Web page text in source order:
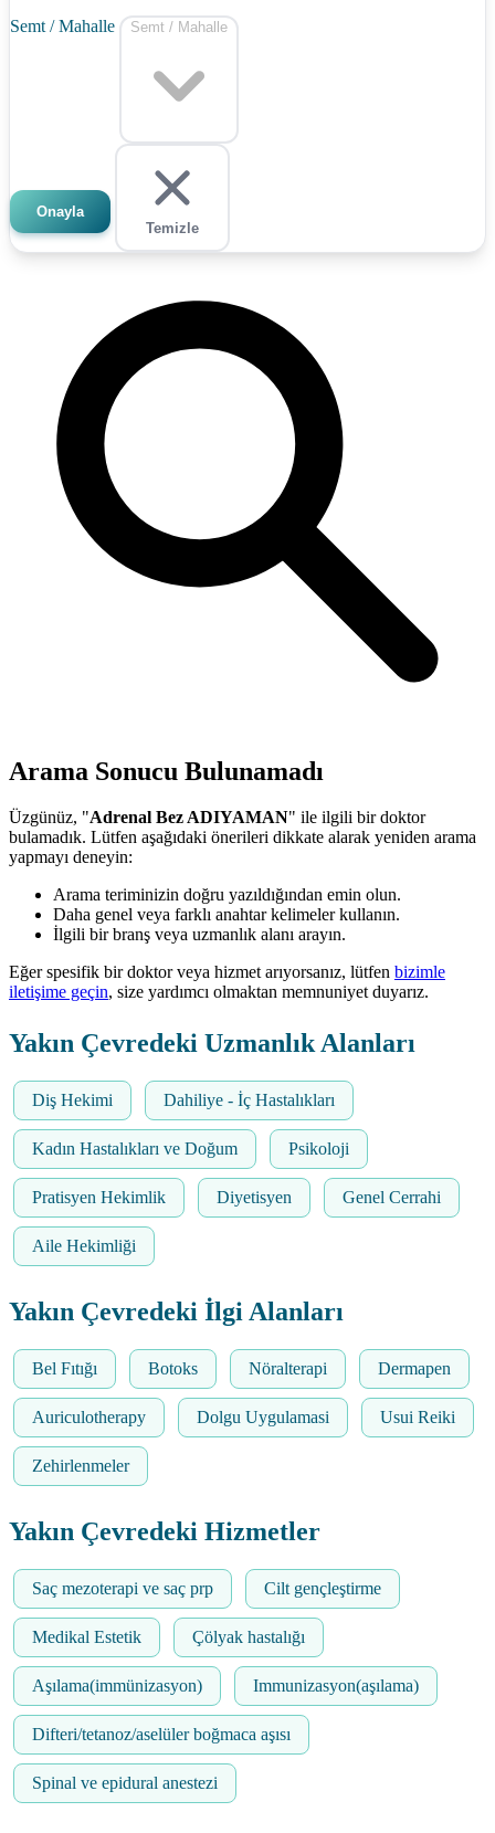
Semt / Mahalle Semt / Mahalle
Onayla
Temizle
Arama Sonucu Bulunamadı
Üzgünüz, "Adrenal Bez ADIYAMAN" ile ilgili bir doktor
bulamadık. Lütfen aşağıdaki önerileri dikkate alarak yeniden arama
yapmayı deneyin:
Arama teriminizin doğru yazıldığından emin olun.
Daha genel veya farklı anahtar kelimeler kullanın.
İlgili bir branş veya uzmanlık alanı arayın.
Eğer spesifik bir doktor veya hizmet arıyorsanız, lütfen bizimle
iletişime geçin, size yardımcı olmaktan memnuniyet duyarız.
Yakın Çevredeki Uzmanlık Alanları
Diş Hekimi Dahiliye - İç Hastalıkları
Kadın Hastalıkları ve Doğum Psikoloji
Pratisyen Hekimlik Diyetisyen Genel Cerrahi
Aile Hekimliği
Yakın Çevredeki İlgi Alanları
Bel Fıtığı Botoks Nöralterapi Dermapen
Auriculotherapy Dolgu Uygulamasi Usui Reiki
Zehirlenmeler
Yakın Çevredeki Hizmetler
Saç mezoterapi ve saç prp Cilt gençleştirme
Medikal Estetik Çölyak hastalığı
Aşılama(immünizasyon) Immunizasyon(aşılama)
Difteri/tetanoz/aselüler boğmaca aşısı
Spinal ve epidural anestezi